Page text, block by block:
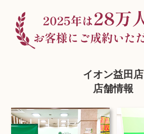
イオン益田店
店舗情報